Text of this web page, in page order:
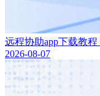
远程协助app下载教
2026-08-07